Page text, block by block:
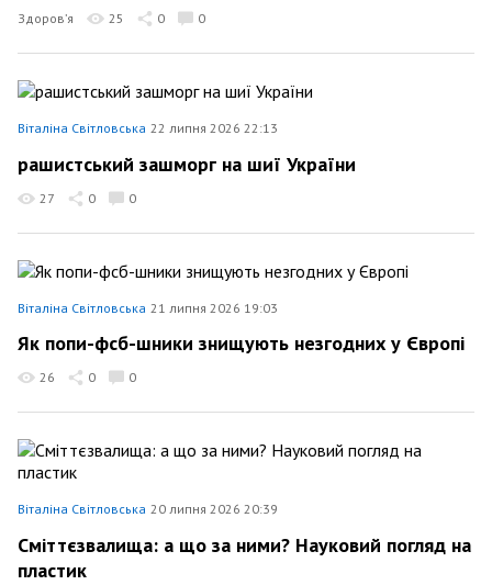
Здоров’я 25 0 0
Віталіна Світловська 22 липня 2026 22:13
рашистський зашморг на шиї України
27 0 0
Віталіна Світловська 21 липня 2026 19:03
Як попи-фсб-шники знищують незгодних у Європі
26 0 0
Віталіна Світловська 20 липня 2026 20:39
Сміттєзвалища: а що за ними? Науковий погляд на
пластик